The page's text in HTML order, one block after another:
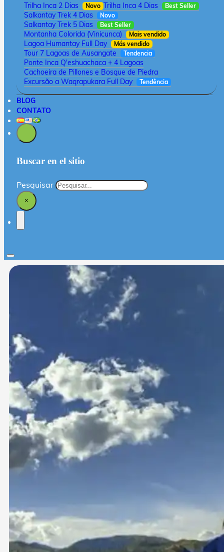
Trilha Inca 2 Dias
Novo Trilha Inca 4 Dias Best Seller
Salkantay Trek 4 Dias Novo
Salkantay Trek 5 Dias Best Seller
Montanha Colorida (Vinicunca) Mais vendido
Lagoa Humantay Full Day Más vendido
Tour 7 Lagoas de Ausangate Tendencia
Ponte Inca Q'eshuachaca + 4 Lagoas
Cachoeira de Pillones e Bosque de Piedra
Excursão a Waqrapukara Full Day
Tendência
BLOG
CONTATO
Buscar en el sitio
Pesquisar
×